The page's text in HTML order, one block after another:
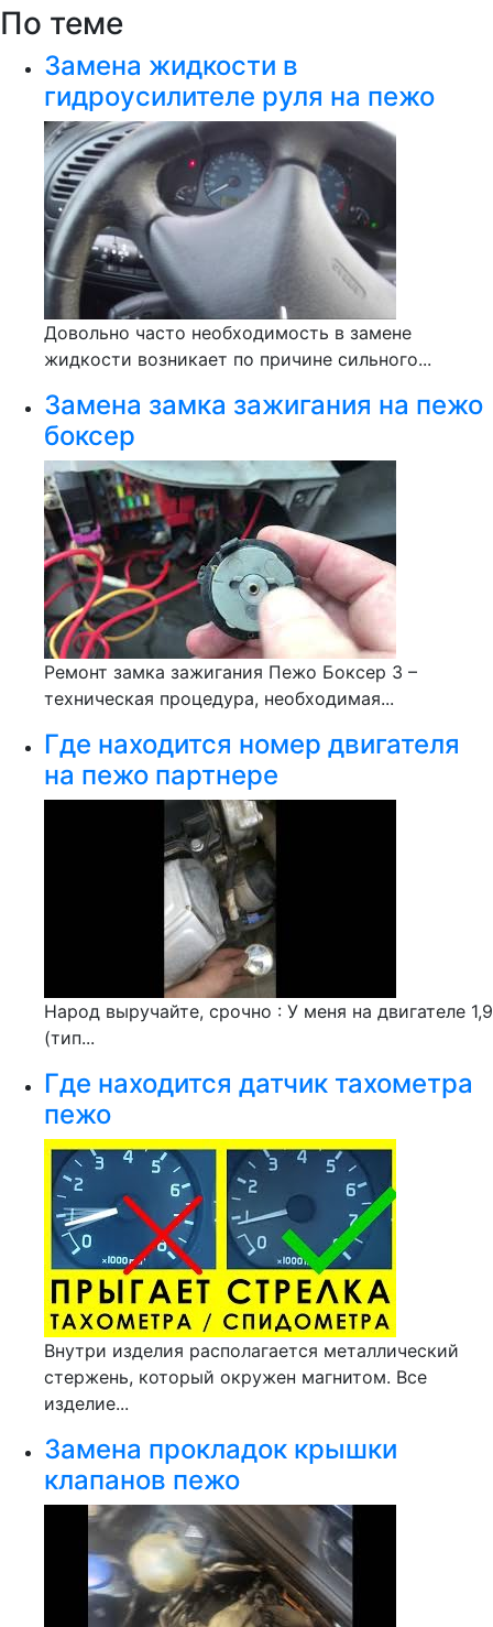
По теме
Замена жидкости в
гидроусилителе руля на пежо
Довольно часто необходимость в замене
жидкости возникает по причине сильного...
Замена замка зажигания на пежо
боксер
Ремонт замка зажигания Пежо Боксер 3 –
техническая процедура, необходимая...
Где находится номер двигателя
на пежо партнере
Народ выручайте, срочно : У меня на двигателе 1,9
(тип...
Где находится датчик тахометра
пежо
Внутри изделия располагается металлический
стержень, который окружен магнитом. Все
изделие...
Замена прокладок крышки
клапанов пежо